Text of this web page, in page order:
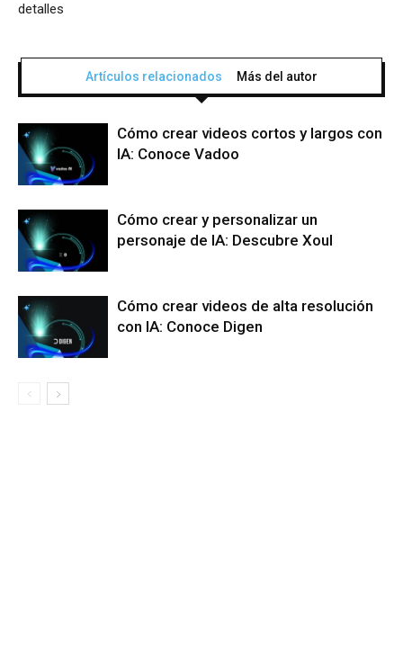
detalles
Artículos relacionados Más del autor
Cómo crear videos cortos y largos con
IA: Conoce Vadoo
Cómo crear y personalizar un
personaje de IA: Descubre Xoul
Cómo crear videos de alta resolución
con IA: Conoce Digen